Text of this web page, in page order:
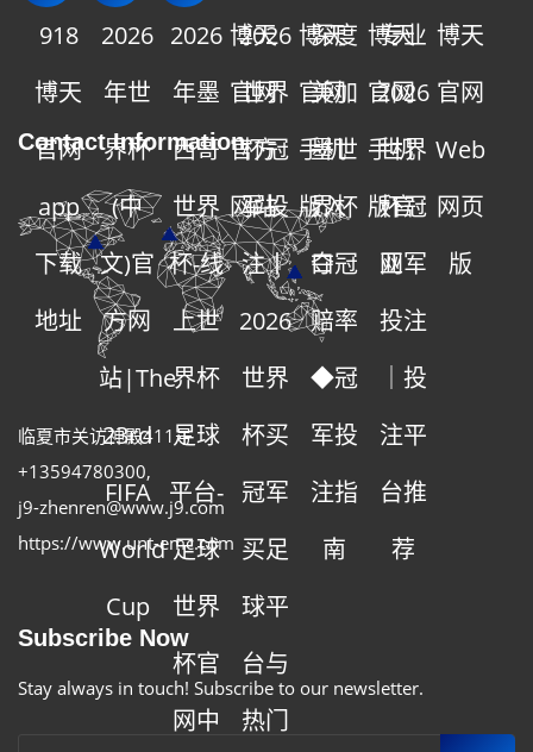
博天
官网
官方
网站
博天
官网
手机
版入
口
博天
官网
手机
版官
网
博天
官网
Web
网页
版
918
博天
官网
app
下载
地址
2026
年世
界杯
(中
文)官
方网
站|The
23rd
FIFA
World
Cup
2026
年墨
西哥
世界
杯-线
上世
界杯
足球
平台-
足球
世界
杯官
网中
2026
世界
杯冠
军投
注丨
2026
世界
杯买
冠军
买足
球平
台与
热门
深度
美加
墨世
界杯
夺冠
赔率
◆冠
军投
注指
南
专业
2026
世界
杯冠
亚军
投注
｜投
注平
台推
荐
Contact Information
临夏市关访神殿411号
+13594780300,
j9-zhenren@www.j9.com
https://www.unt-emc.com
Subscribe Now
Stay always in touch! Subscribe to our newsletter.